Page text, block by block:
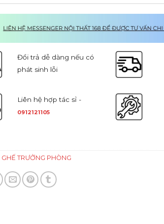
Đổi trả dễ dàng nếu có
phát sinh lỗi
Liên hệ hợp tác sỉ -
0912121105
GHẾ TRƯỞNG PHÒNG